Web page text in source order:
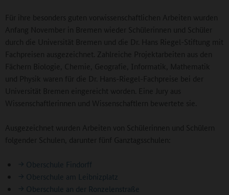
Für ihre besonders guten vorwissenschaftlichen Arbeiten wurden
Anfang November in Bremen wieder Schülerinnen und Schüler
durch die Universität Bremen und die Dr. Hans Riegel-Stiftung mit
Fachpreisen ausgezeichnet. Zahlreiche Projektarbeiten aus den
Fächern Biologie, Chemie, Geografie, Informatik, Mathematik
und Physik waren für die Dr. Hans-Riegel-Fachpreise bei der
Universität Bremen eingereicht worden. Eine Jury aus
Wissenschaftlerinnen und Wissenschaftlern bewertete sie.
Ausgezeichnet wurden Arbeiten von Schülerinnen und Schülern
folgender Schulen, darunter fünf Ganztagsschulen:
Oberschule Findorff
Oberschule am Leibnizplatz
Oberschule an der Ronzelenstraße